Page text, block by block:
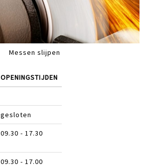
Messen slijpen
OPENINGSTIJDEN
gesloten
09.30 - 17.30
09.30 - 17.00